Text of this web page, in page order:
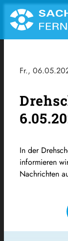
Fr.,
In der
informieren
Nachrichten